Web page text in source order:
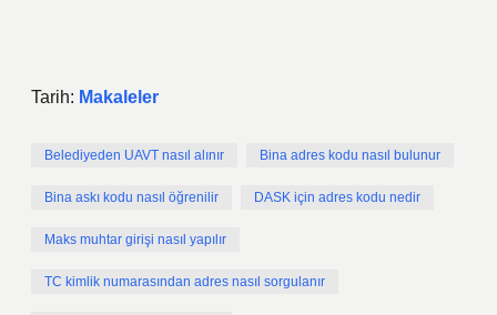
Tarih: Makaleler
Belediyeden UAVT nasıl alınır Bina adres kodu nasıl bulunur
Bina askı kodu nasıl öğrenilir DASK için adres kodu nedir
Maks muhtar girişi nasıl yapılır
TC kimlik numarasından adres nasıl sorgulanır